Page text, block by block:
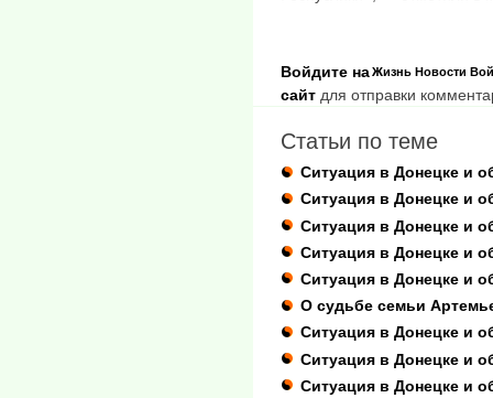
Жизнь Новости
Войдите на
сайт для отправки
Статьи по теме
Ситуация в Донецке и
Ситуация в Донецке и
Ситуация в Донецке и
Ситуация в Донецке и
Ситуация в Донецке и
О судьбе семьи
Ситуация в Донецке и
Ситуация в Донецке и
Ситуация в Донецке и